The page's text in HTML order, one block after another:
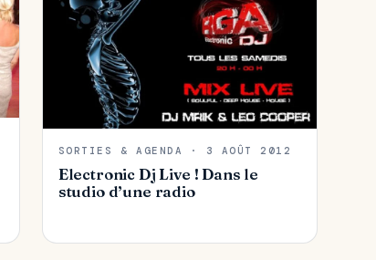
SORTIES & AGENDA · 3 AOÛT 2012
Electronic Dj Live ! Dans le
studio d’une radio